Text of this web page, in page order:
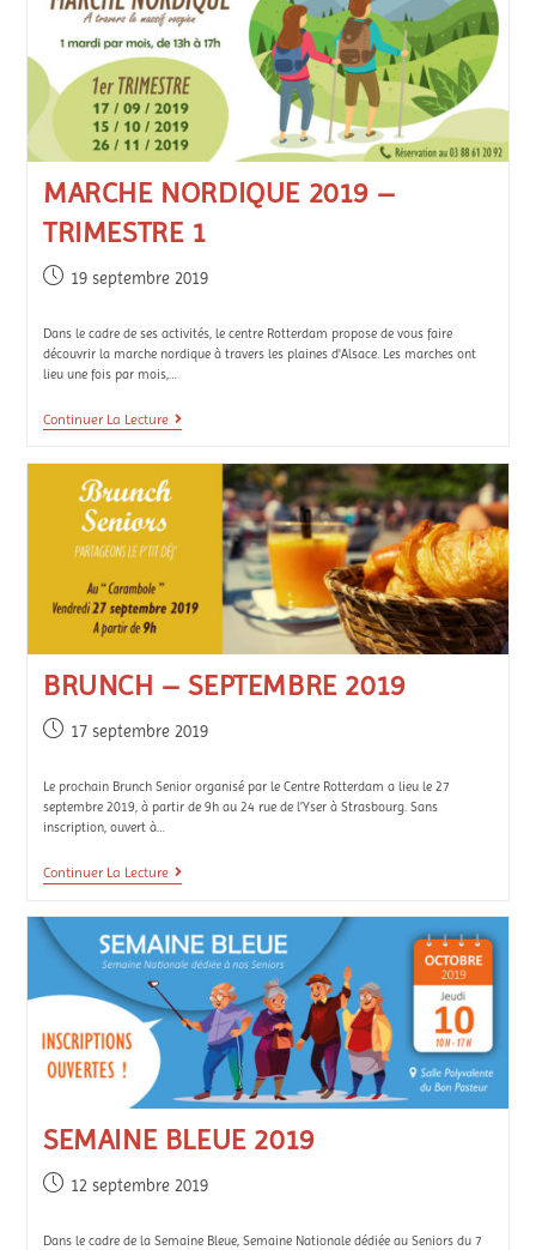
MARCHE NORDIQUE 2019 –
TRIMESTRE 1
19 septembre 2019
Dans le cadre de ses activités, le centre Rotterdam propose de vous faire
découvrir la marche nordique à travers les plaines d'Alsace. Les marches ont
lieu une fois par mois,…
Continuer La Lecture
BRUNCH – SEPTEMBRE 2019
17 septembre 2019
Le prochain Brunch Senior organisé par le Centre Rotterdam a lieu le 27
septembre 2019, à partir de 9h au 24 rue de l’Yser à Strasbourg. Sans
inscription, ouvert à…
Continuer La Lecture
SEMAINE BLEUE 2019
12 septembre 2019
Dans le cadre de la Semaine Bleue, Semaine Nationale dédiée au Seniors du 7